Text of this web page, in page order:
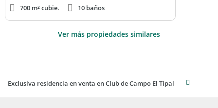
700 m² cubie. 10 baños
Ver más propiedades similares
Exclusiva residencia en venta en Club de Campo El Tipal